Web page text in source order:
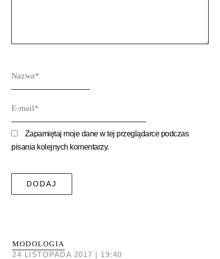
MODOLOGIA
24 LISTOPADA 2017 | 19:40
mail*
Zapamiętaj moje dane w tej przeglądarce podczas
pisania kolejnych komentarzy.